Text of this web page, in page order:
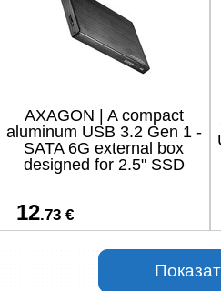
AXAGON | A compact
aluminum USB 3.2 Gen 1 -
SATA 6G external box
designed for 2.5" SSD
12.73 €